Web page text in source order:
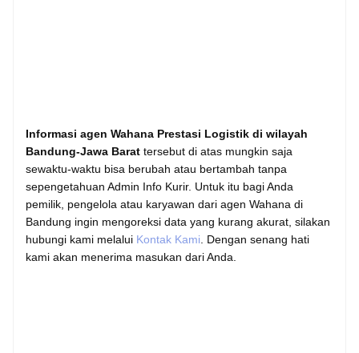
Informasi agen Wahana Prestasi Logistik di wilayah
Bandung-Jawa Barat tersebut di atas mungkin saja
sewaktu-waktu bisa berubah atau bertambah tanpa
sepengetahuan Admin Info Kurir. Untuk itu bagi Anda
pemilik, pengelola atau karyawan dari agen Wahana di
Bandung ingin mengoreksi data yang kurang akurat, silakan
hubungi kami melalui Kontak Kami. Dengan senang hati
kami akan menerima masukan dari Anda.